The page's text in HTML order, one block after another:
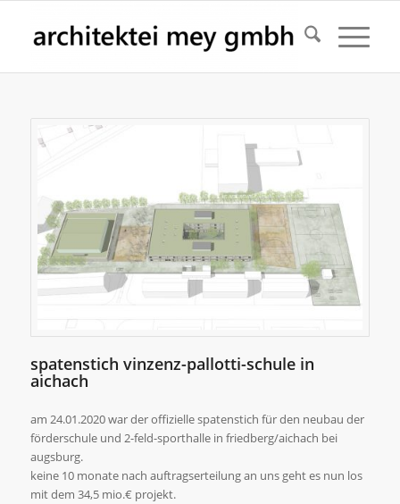
spatenstich vinzenz-pallotti-schule in
aichach
am 24.01.2020 war der offizielle spatenstich für den neubau der
förderschule und 2-feld-sporthalle in friedberg/aichach bei
augsburg.
keine 10 monate nach auftragserteilung an uns geht es nun los
mit dem 34,5 mio.€ projekt.